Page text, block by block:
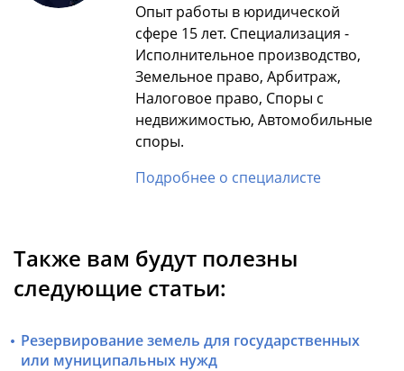
Опыт работы в юридической
сфере 15 лет. Специализация -
Исполнительное производство,
Земельное право, Арбитраж,
Налоговое право, Споры с
недвижимостью, Автомобильные
споры.
Подробнее о специалисте
Также вам будут полезны
следующие статьи:
Резервирование земель для государственных
или муниципальных нужд